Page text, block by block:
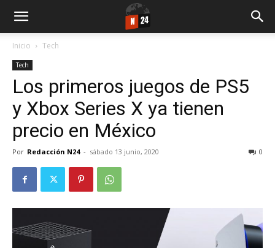
Inicio Tech
Tech
Los primeros juegos de PS5
y Xbox Series X ya tienen
precio en México
Por Redacción N24 - sábado 13 junio, 2020 0